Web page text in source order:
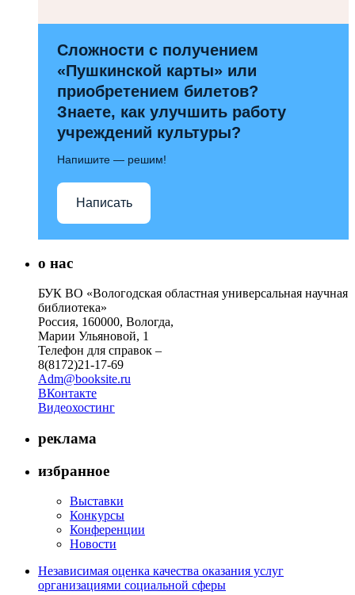
Сложности с получением
«Пушкинской карты» или
приобретением билетов?
Знаете, как улучшить работу
учреждений культуры?
Напишите — решим!
Написать
о нас
БУК ВО «Вологодская областная универсальная научная
библиотека»
Россия, 160000, Вологда,
Марии Ульяновой, 1
Телефон для справок –
8(8172)21-17-69
Adm@booksite.ru
ВКонтакте
Видеохостинг
реклама
избранное
Выставки
Конкурсы
Конференции
Новости
Независимая оценка качества оказания услуг
организациями социальной сферы